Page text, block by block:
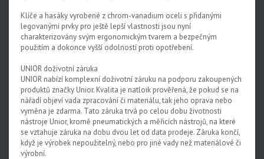
Klíče a hasáky vyrobené z chrom-vanadium oceli s přidanými
legovanými prvky pro ještě lepší vlastnosti jsou nyní
charakterizovány svým ergonomickým tvarem a bezpečným
použitím a dokonce vyšší odolností proti opotřebení.
UNIOR doživotní záruka
UNIOR nabízí komplexní doživotní záruku na podporu zakoupených
produktů značky Unior. Kvalita je natloik prověřená, že pokud se na
nářadí objeví vada zpracování či materiálu, tak jeho oprava nebo
vyměna je zdarma. Tato záruka trvá po celou dobu životnosti
nástroje Unior, kromě pneumatických a měřicích nástrojů, na které
se vztahuje záruka na dobu dvou let od data prodeje. Záruka končí,
když je výrobek nepoužitelný, nebo pro jiné vady než materiálové či
výrobní.